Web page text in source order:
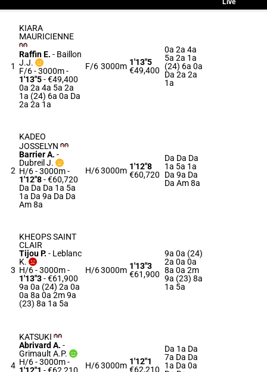
Live
1
KIARA
MAURICIENNE
Raffin E. - Baillon
J.J.
F/6 - 3000m-
1'13"5- €49,400
0a 2a 4a 5a 2a
1a (24) 6a 0a Da
2a 2a 1a
F/6 3000m 1'13"5
€49,400
0a 2a 4a
5a 2a 1a
(24) 6a 0a
Da 2a 2a
1a
2
KADEO
JOSSELYN
Barrier A. -
Dubreil J.
H/6 - 3000m-
1'12"8- €60,720
Da Da Da 1a 5a
1a Da 9a Da Da
Am 8a
H/63000m 1'12"8
€60,720
Da Da Da
1a 5a 1a
Da 9a Da
Da Am 8a
3
KHEOPS SAINT
CLAIR
Tijou P. - Leblanc
K.
H/6 - 3000m-
1'13"3- €61,900
9a 0a (24) 2a 0a
0a 8a 0a 2m 9a
(23) 8a 1a 5a
H/63000m 1'13"3
€61,900
9a 0a (24)
2a 0a 0a
8a 0a 2m
9a (23) 8a
1a 5a
4
KATSUKI
Abrivard A. -
Grimault A.P.
H/6 - 3000m-
H/63000m 1'12"1
€62,210
Da 1a Da
7a Da Da
1a Da 0a